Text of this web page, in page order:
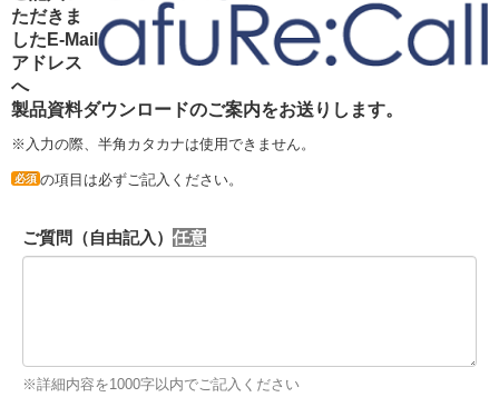
ただきま
したE-Mail
アドレス
へ
製品資料ダウンロードのご案内をお送りします。
※入力の際、半角カタカナは使用できません。
必須 の項目は必ずご記入ください。
ご質問（自由記入）
※詳細内容を1000字以内でご記入ください